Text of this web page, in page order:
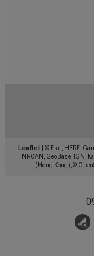
Leaflet
© Esri, HERE,
NRCAN, GeoBase, IGN,
(Hong Kong), ©